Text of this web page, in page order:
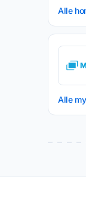
Alle
Alle